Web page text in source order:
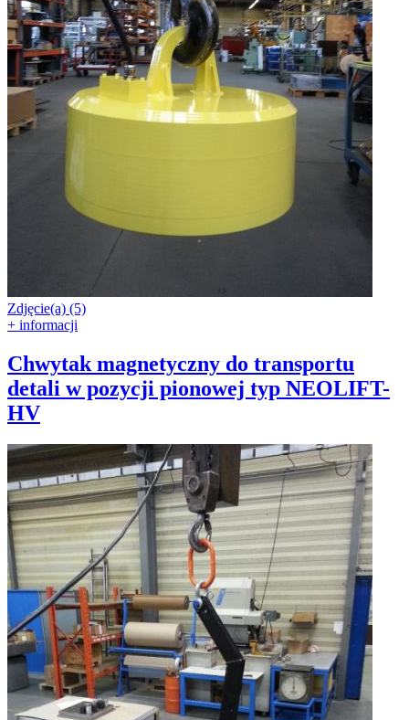
Zdjęcie(a) (5)
+ informacji
Chwytak magnetyczny do transportu
detali w pozycji pionowej typ NEOLIFT-
HV